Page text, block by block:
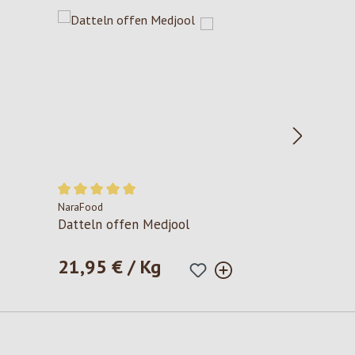
Durchschnittliche Bewertung von 5 von 5 Sternen
NaraFood
Datteln offen Medjool
Regulärer Preis:
21,95 € / Kg